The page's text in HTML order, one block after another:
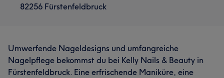
82256 Fürstenfeldbruck
Umwerfende Nageldesigns und umfangreiche
Nagelpflege bekommst du bei Kelly Nails & Beauty in
Fürstenfeldbruck. Eine erfrischende Maniküre, eine